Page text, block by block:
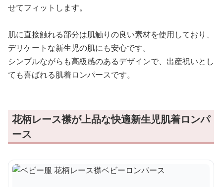
せてフィットします。
肌に直接触れる部分は肌触りの良い素材を使用しており、
デリケートな新生児の肌にも安心です。
シンプルながらも高級感のあるデザインで、出産祝いとし
ても喜ばれる肌着ロンパースです。
花柄レース襟が上品な快適新生児肌着ロンパ
ース